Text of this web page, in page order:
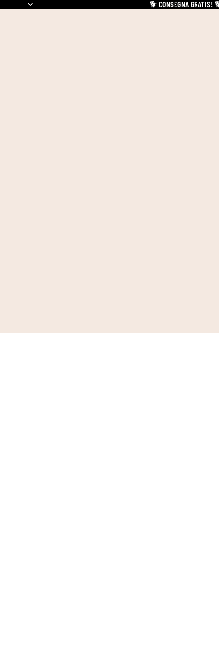
🐕 CONSEGNA GRATIS!